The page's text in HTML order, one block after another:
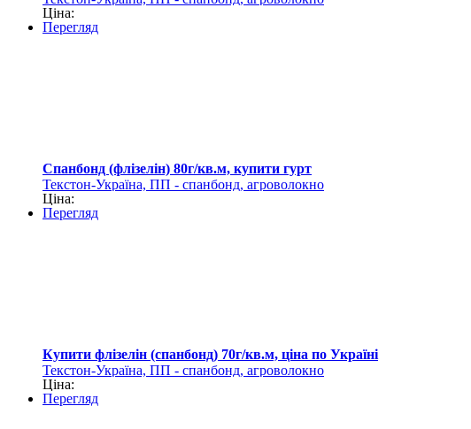
Ціна:
Перегляд
Спанбонд (флізелін) 80г/кв.м, купити гурт
Текстон-Україна, ПП - спанбонд, агроволокно
Ціна:
Перегляд
Купити флізелін (спанбонд) 70г/кв.м, ціна по Україні
Текстон-Україна, ПП - спанбонд, агроволокно
Ціна:
Перегляд